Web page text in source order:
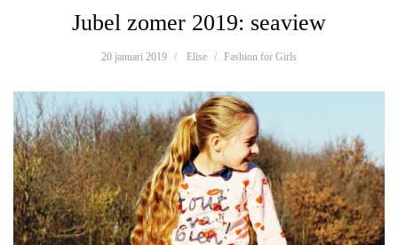
Jubel zomer 2019: seaview
20 januari 2019 Elise Fashion for Girls